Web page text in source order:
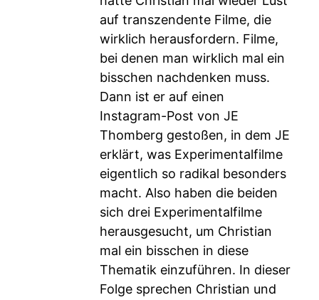
auf transzendente Filme, die
wirklich herausfordern. Filme,
bei denen man wirklich mal ein
bisschen nachdenken muss.
Dann ist er auf einen
Instagram-Post von JE
Thomberg gestoßen, in dem JE
erklärt, was Experimentalfilme
eigentlich so radikal besonders
macht. Also haben die beiden
sich drei Experimentalfilme
herausgesucht, um Christian
mal ein bisschen in diese
Thematik einzuführen. In dieser
Folge sprechen Christian und